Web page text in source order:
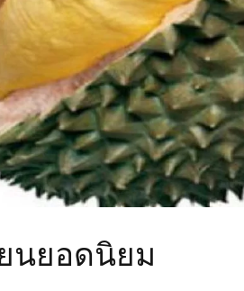
นยอดนิยม